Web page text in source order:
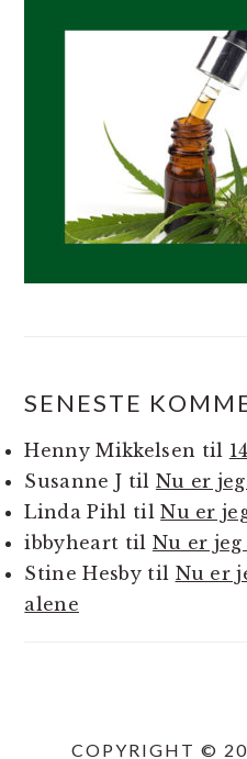
SENESTE
Henny Mikkelsen til
Susanne J til Nu er
Linda Pihl tilNu er
ibbyheart til Nu er
Stine Hesbytil Nu er
alene
COPYRIGHT ©